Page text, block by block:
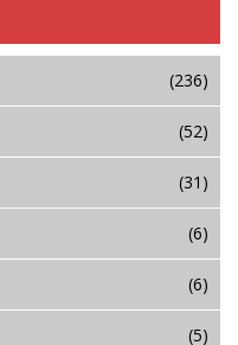
(236)
(52)
(31)
(6)
(6)
(5)